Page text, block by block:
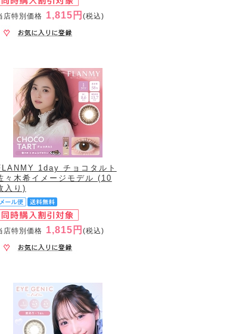
店特別価格 1,815円 (税込)
1day チョコタルト
々木希イメージモデル (10
入り)
店特別価格 1,815円 (税込)